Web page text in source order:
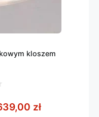
kloszem
złZakres cen: